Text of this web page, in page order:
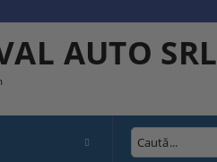
AUTO SRL